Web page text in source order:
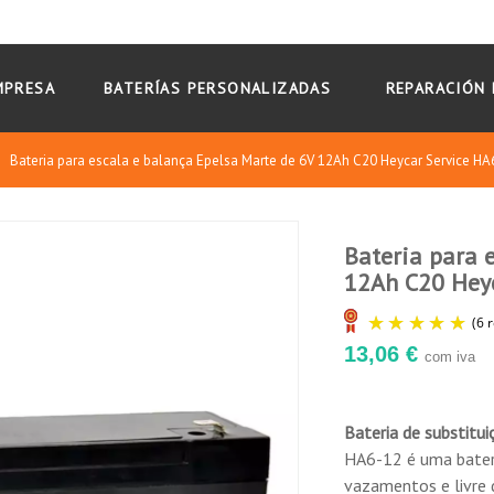
BATERÍAS PERSONALIZADAS
Bateria para escala e balança Epelsa Marte de 6V 12Ah C20 Heycar Service
Bateria para
12Ah C20
13,06 € com iva
Bateria de
HA6-12 é uma
vazamentos e livre
água.
temperatura ambiente.
fecha descendente